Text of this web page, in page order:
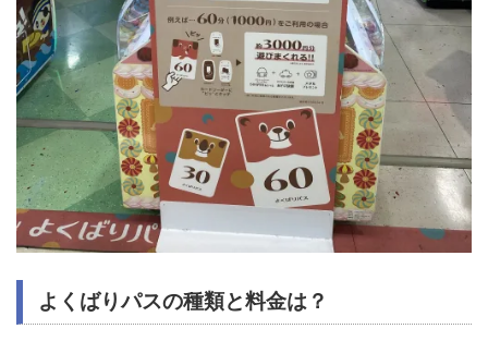
よくばりパスの種類と料金は？